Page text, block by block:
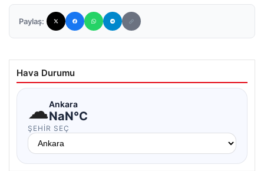
Paylaş:
Hava Durumu
☁Ankara
NaN°C
ŞEHIR SEÇ